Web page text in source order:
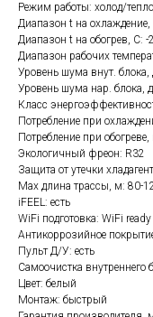
Режим работы: холод/тепло
Диапазон t на
Диапазон t на обогрев, С:
Диапазон рабочих
Уровень шума внут. блока,
Уровень шума нар. блока,
Класс
Потребление при
Потребление при
Экологичный фреон: R32
Защита от утечки
Max длина трассы, м: 80-
iFEEL: есть
WiFi подготовка: WiFi ready
Антикоррозийное
Пульт Д/У: есть
Самоочистка внутреннего
Цвет: белый
Монтаж: быстрый